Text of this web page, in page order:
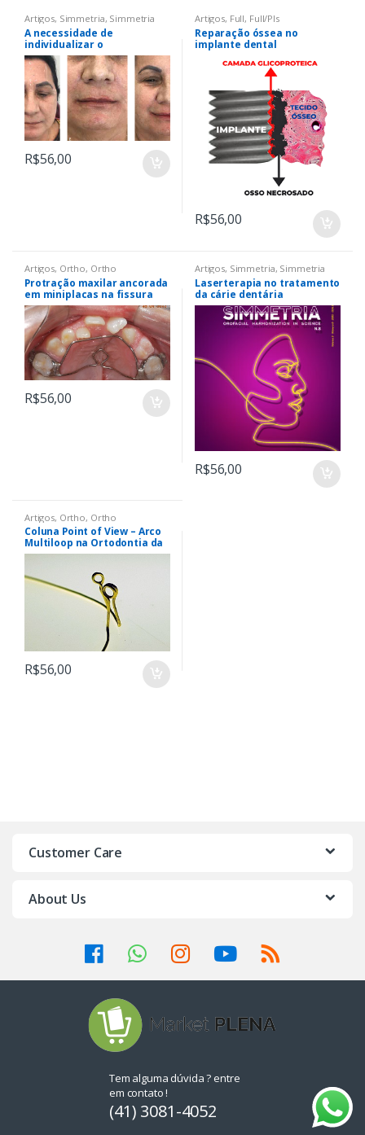
Artigos, Simmetria, Simmetria
A necessidade de
individualizar o
preenchimento labial em
cada paciente – série de
casos
R$56,00
Artigos, Full, Full/Pls
Reparação óssea no
implante dental
R$56,00
Artigos, Ortho, Ortho
Protração maxilar ancorada
em miniplacas na fissura
labiopalatina – do
diagnóstico à maturidade
esquelética
R$56,00
Artigos, Simmetria, Simmetria
Laserterapia no tratamento
da cárie dentária
R$56,00
Artigos, Ortho, Ortho
Coluna Point of View – Arco
Multiloop na Ortodontia da
Era Digital. Quando, Por que
R$56,00
Customer Care
About Us
Tem alguma dúvida ? entre
em contato !
(41) 3081-4052